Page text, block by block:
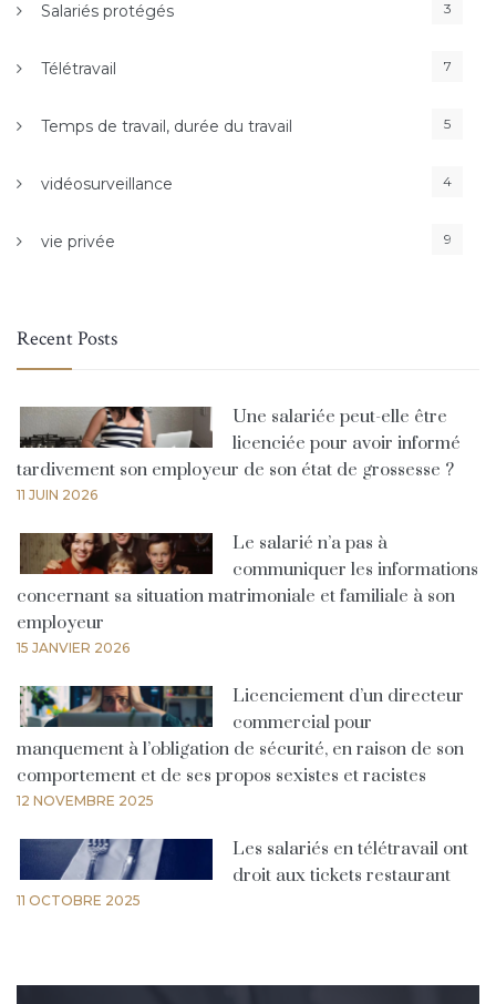
Salariés protégés 3
Télétravail 7
Temps de travail, durée du travail 5
vidéosurveillance 4
vie privée 9
Recent Posts
Une salariée peut-elle être
licenciée pour avoir informé
tardivement son employeur de son état de grossesse ?
11 JUIN 2026
Le salarié n’a pas à
communiquer les informations
concernant sa situation matrimoniale et familiale à son
employeur
15 JANVIER 2026
Licenciement d’un directeur
commercial pour
manquement à l’obligation de sécurité, en raison de son
comportement et de ses propos sexistes et racistes
12 NOVEMBRE 2025
Les salariés en télétravail ont
droit aux tickets restaurant
11 OCTOBRE 2025